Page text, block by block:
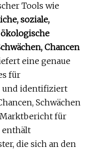
Tools wie
soziale,
Chancen
eine genaue
für
und identifiziert
Schwächen
für
enthält
die sich an den